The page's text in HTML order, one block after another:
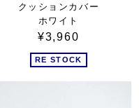
クッションカバー
ホワイト
¥3,960
RE STOCK